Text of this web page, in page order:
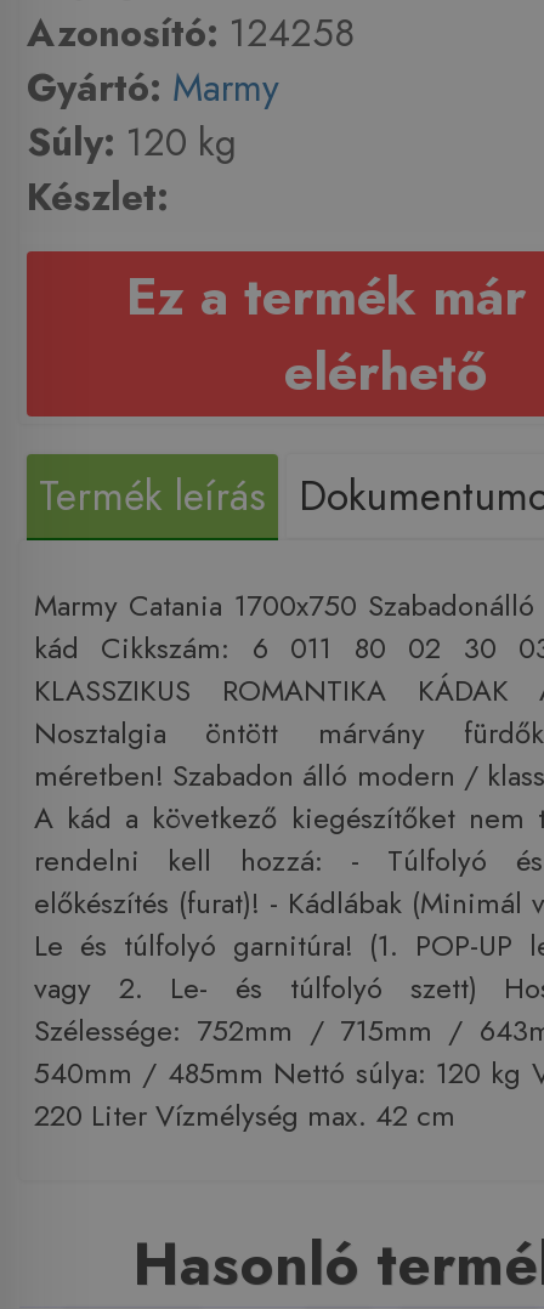
Azonosító: 124258
Gyártó: Marmy
Súly: 120 kg
Készlet:
Ez a termék már
elérhető
Termék leírás
Marmy Catania 1700x750
kád Cikkszám: 6 011 80 02 30 03
KLASSZIKUS ROMANTIKA
Nosztalgia öntött márvány
méretben! Szabadon álló modern /
A kád a következő kiegészítőket nem
rendelni kell hozzá: - Túlfolyó és
előkészítés (furat)! - Kádlábak (Minimál
Le és túlfolyó garnitúra! (1. POP-UP
vagy 2. Le- és túlfolyó szett)
Szélessége: 752mm / 715mm /
540mm / 485mm Nettó súlya: 120 kg
220 Liter Vízmélység max. 42 cm
Hasonló